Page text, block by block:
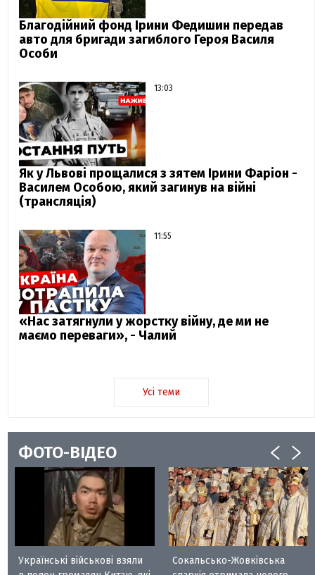
Благодійний фонд Ірини Федишин передав
авто для бригади загиблого Героя Василя
Особи
13:03
Як у Львові прощалися з зятем Ірини Фаріон -
Василем Особою, який загинув на війні
(трансляція)
11:55
«Нас затягнули у жорстку війну, де ми не
маємо переваги», - Чалий
Усі теми
ФОТО-ВІДЕО
Українські військові взяли
Сокальсько-Жовківська